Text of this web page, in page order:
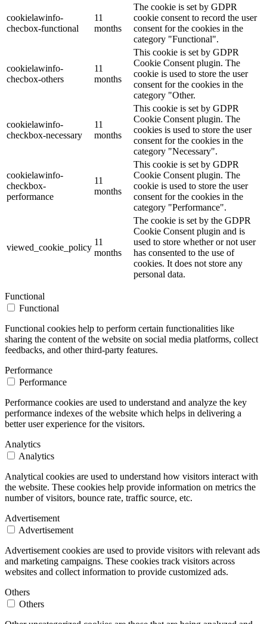
cookielawinfo-
checbox-functional
11
months
The cookie is set by GDPR
cookie consent to record the user
consent for the cookies in the
category "Functional".
cookielawinfo-
checbox-others
11
months
This cookie is set by GDPR
Cookie Consent plugin. The
cookie is used to store the user
consent for the cookies in the
category "Other.
cookielawinfo-
checkbox-necessary
11
months
This cookie is set by GDPR
Cookie Consent plugin. The
cookies is used to store the user
consent for the cookies in the
category "Necessary".
cookielawinfo-
checkbox-
performance
11
months
This cookie is set by GDPR
Cookie Consent plugin. The
cookie is used to store the user
consent for the cookies in the
category "Performance".
viewed_cookie_policy
11
months
The cookie is set by the GDPR
Cookie Consent plugin and is
used to store whether or not user
has consented to the use of
cookies. It does not store any
personal data.
Functional
Functional
Functional cookies help to perform certain functionalities like
sharing the content of the website on social media platforms, collect
feedbacks, and other third-party features.
Performance
Performance
Performance cookies are used to understand and analyze the key
performance indexes of the website which helps in delivering a
better user experience for the visitors.
Analytics
Analytics
Analytical cookies are used to understand how visitors interact with
the website. These cookies help provide information on metrics the
number of visitors, bounce rate, traffic source, etc.
Advertisement
Advertisement
Advertisement cookies are used to provide visitors with relevant ads
and marketing campaigns. These cookies track visitors across
websites and collect information to provide customized ads.
Others
Others